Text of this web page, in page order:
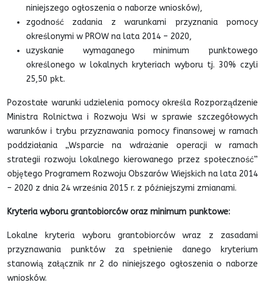
niniejszego ogłoszenia o naborze wniosków),
zgodność zadania z warunkami przyznania pomocy
określonymi w PROW na lata 2014 – 2020,
uzyskanie wymaganego minimum punktowego
określonego w lokalnych kryteriach wyboru tj. 30% czyli
25,50 pkt.
Pozostałe warunki udzielenia pomocy określa Rozporządzenie
Ministra Rolnictwa i Rozwoju Wsi w sprawie szczegółowych
warunków i trybu przyznawania pomocy finansowej w ramach
poddziałania „Wsparcie na wdrażanie operacji w ramach
strategii rozwoju lokalnego kierowanego przez społeczność”
objętego Programem Rozwoju Obszarów Wiejskich na lata 2014
– 2020 z dnia 24 września 2015 r. z późniejszymi zmianami.
Kryteria wyboru grantobiorców oraz minimum punktowe:
Lokalne kryteria wyboru grantobiorców wraz z zasadami
przyznawania punktów za spełnienie danego kryterium
stanowią załącznik nr 2 do niniejszego ogłoszenia o naborze
wniosków.